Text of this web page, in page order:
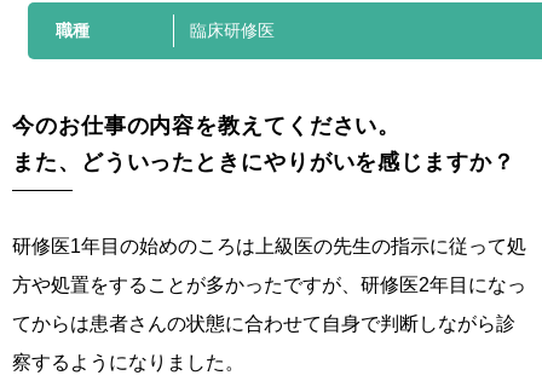
姫路ってこんな街
ブログ
採用情報
病院ホームページ
スタッフ専用ページ
職種 臨床研修医
今のお仕事の内容を教えてください。
また、どういったときにやりがいを感じますか？
研修医1年目の始めのころは上級医の先生の指示に従って処
方や処置をすることが多かったですが、研修医2年目になっ
てからは患者さんの状態に合わせて自身で判断しながら診
察するようになりました。